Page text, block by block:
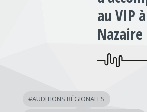
au VIP
Nazaire
#AUDITIONS RÉGIONALES